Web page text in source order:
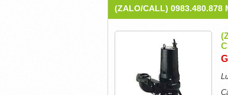
(ZALO/CALL) 0983.480.878